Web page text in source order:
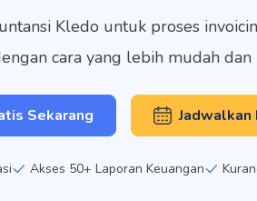
Kledo untuk proses
cara yang lebih mudah
Sekarang Jadwalkan
Akses 50+ Laporan Keuangan